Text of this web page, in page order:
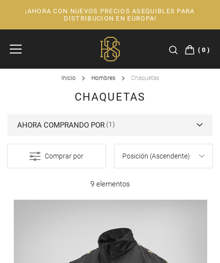
¡AHORA CON NUEVOS PRECIOS ASEQUIBLES PARA
DISTRIBUCION EN EUROPA!
0
Inicio Hombres Chaquetas
CHAQUETAS
Comprar por
AHORA COMPRANDO POR
9 elementos